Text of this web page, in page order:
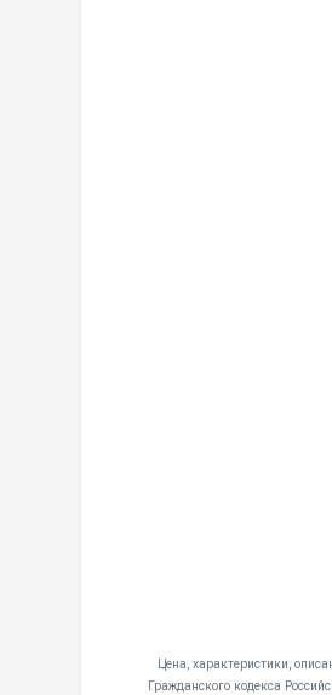
Цена, характеристики,
Гражданского кодекса